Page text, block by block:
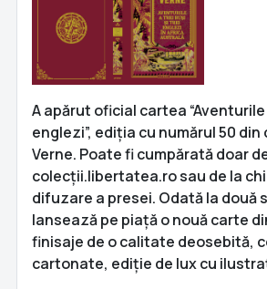
A apărut oficial cartea
englezi”, ediția cu numărul 50
Verne. Poate fi cumpărată doar
colecții.libertatea.ro sau de la
difuzare a presei. Odată la două
lansează pe piață o nouă carte
finisaje de o calitate deosebită,
cartonate, ediție de lux cu